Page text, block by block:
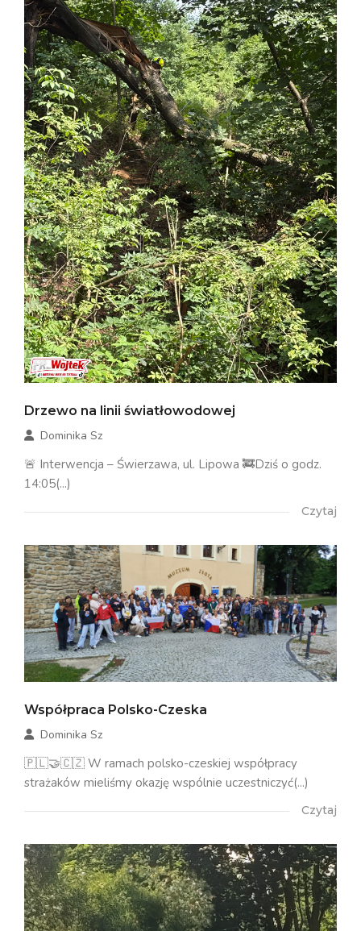
Drzewo na linii światłowodowej
Dominika Sz
🚨 Interwencja – Świerzawa, ul. Lipowa 🚒Dziś o godz.
14:05(...)
Czytaj
Współpraca Polsko-Czeska
Dominika Sz
🇵🇱🤝🇨🇿 W ramach polsko-czeskiej współpracy
strażaków mieliśmy okazję wspólnie uczestniczyć(...)
Czytaj